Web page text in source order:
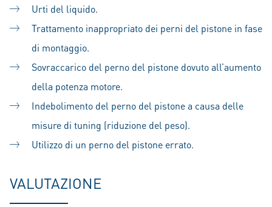
Urti del liquido.
Trattamento inappropriato dei perni del pistone in fase
di montaggio.
Sovraccarico del perno del pistone dovuto all’aumento
della potenza motore.
Indebolimento del perno del pistone a causa delle
misure di tuning (riduzione del peso).
Utilizzo di un perno del pistone errato.
VALUTAZIONE